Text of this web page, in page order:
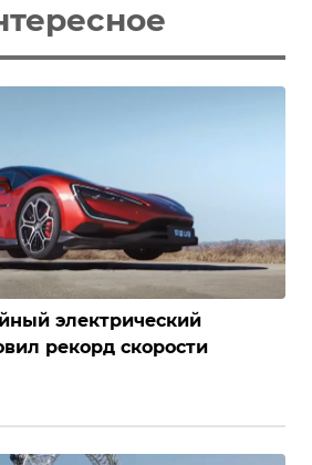
электрический
рекорд скорости